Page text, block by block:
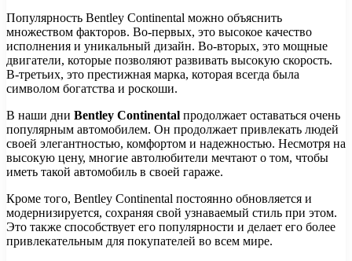
Популярность Bentley Continental можно объяснить
множеством факторов. Во-первых, это высокое качество
исполнения и уникальный дизайн. Во-вторых, это мощные
двигатели, которые позволяют развивать высокую скорость.
В-третьих, это престижная марка, которая всегда была
символом богатства и роскоши.
В наши дни Bentley Continental продолжает оставаться очень
популярным автомобилем. Он продолжает привлекать людей
своей элегантностью, комфортом и надежностью. Несмотря на
высокую цену, многие автолюбители мечтают о том, чтобы
иметь такой автомобиль в своей гараже.
Кроме того, Bentley Continental постоянно обновляется и
модернизируется, сохраняя свой узнаваемый стиль при этом.
Это также способствует его популярности и делает его более
привлекательным для покупателей во всем мире.